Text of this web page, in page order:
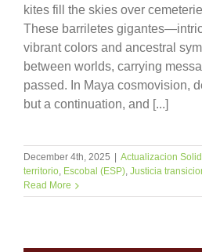
kites fill the skies over
These barriletes
vibrant colors and ancestral
between worlds, carrying
passed. In Maya cosmovision,
but a continuation, and [...]
December 4th, 2025 Actualizacion
territorio, Escobal (ESP), Justicia
Read More